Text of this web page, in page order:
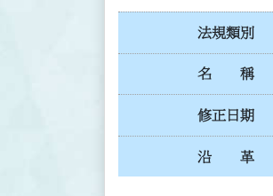
法規類別
名 稱
修正日期
沿 革